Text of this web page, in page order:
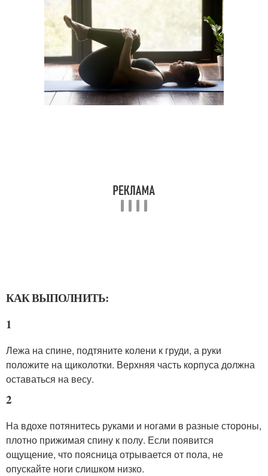
КАК ВЫПОЛНИТЬ:
1
Лежа на спине, подтяните колени к груди, а руки
положите на щиколотки. Верхняя часть корпуса должна
оставаться на весу.
2
На вдохе потянитесь руками и ногами в разные стороны,
плотно прижимая спину к полу. Если появится
ощущение, что поясница отрывается от пола, не
опускайте ноги слишком низко.